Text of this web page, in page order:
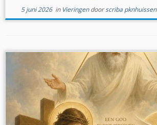
5 juni 2026in Vieringendoorscriba pknhuissen